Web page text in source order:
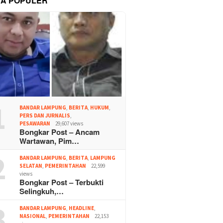
BANDAR LAMPUNG BERITA HUKUM
PERS DAN JURNALIS
PESAWARAN
29,607 views
Bongkar Post – Ancam
Wartawan, Pim…
BANDAR LAMPUNG BERITA LAMPUNG
SELATAN PEMERINTAHAN
22,599
views
Bongkar Post – Terbukti
Selingkuh,…
BANDAR LAMPUNG HEADLINE
NASIONAL PEMERINTAHAN
22,153